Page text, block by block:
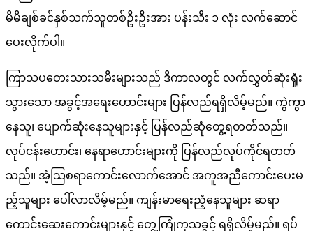
မိမိချစ်ခင်နှစ်သက်သူတစ်ဦးဦးအား ပန်းသီး ၁ လုံး လက်ဆောင်
ပေးလိုက်ပါ။
ကြာသပတေးသားသမီးများသည် ဒီကာလတွင် လက်လွှတ်ဆုံးရှုံး
သွားသော အခွင့်အရေးဟောင်းများ ပြန်လည်ရရှိလိမ့်မည်။ ကွဲကွာ
နေသူ၊ ပျောက်ဆုံးနေသူများနှင့် ပြန်လည်ဆုံတွေ့ရတတ်သည်။
လုပ်ငန်းဟောင်း၊ နေရာဟောင်းများကို ပြန်လည်လုပ်ကိုင်ရတတ်
သည်။ အံ့သြစရာကောင်းလောက်အောင် အကူအညီကောင်းပေးမ
ည့်သူများ ပေါ်လာလိမ့်မည်။ ကျန်းမာရေးညံ့နေသူများ ဆရာ
ကောင်းဆေးကောင်းများနှင့် တွေ့ကြုံကုသခွင့် ရရှိလိမ့်မည်။ ရပ်